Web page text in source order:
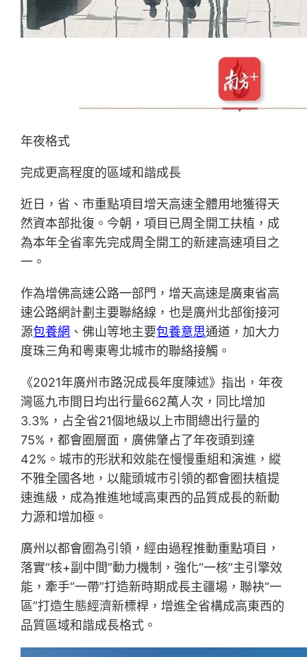
年夜格式
完成更高程度的區域和諧成長
近日，省、市重點項目增天高速全體用地獲得天
然資本部批復。今朝，項目已周全開工扶植，成
為本年全省率先完成周全開工的新建高速項目之
一。
作為增佛高速公路一部門，增天高速是廣東省高
速公路網計劃主要聯絡線，也是廣州北部銜接河
源包養網 、佛山等地主要包養意思通道，加大力
度珠三角和粵東粵北城市的聯絡接觸。
《2021年廣州市路況成長年度陳述》指出，年夜
灣區九市間日均出行量662萬人次，同比增加
3.3%，占全省21個地級以上市間總出行量的
75%，都會圈層面，廣佛肇占了年夜頭到達
42%。城市的形狀和效能在慢慢重組和演進，縱
不雅全國各地，以龍頭城市引領的都會圈扶植提
速進級，成為推進地域高東西的品質成長的新動
力源和增加極。
廣州以都會圈為引領，經由過程推動重點項目，
落實“核+副中間”動力機制，強化“一核”主引擎效
能，牽手“一帶”打造新時期成長主疆場，聯袂“一
區”打造生態經濟新標桿，增進全省構成高東西的
品質區域和諧成長格式。